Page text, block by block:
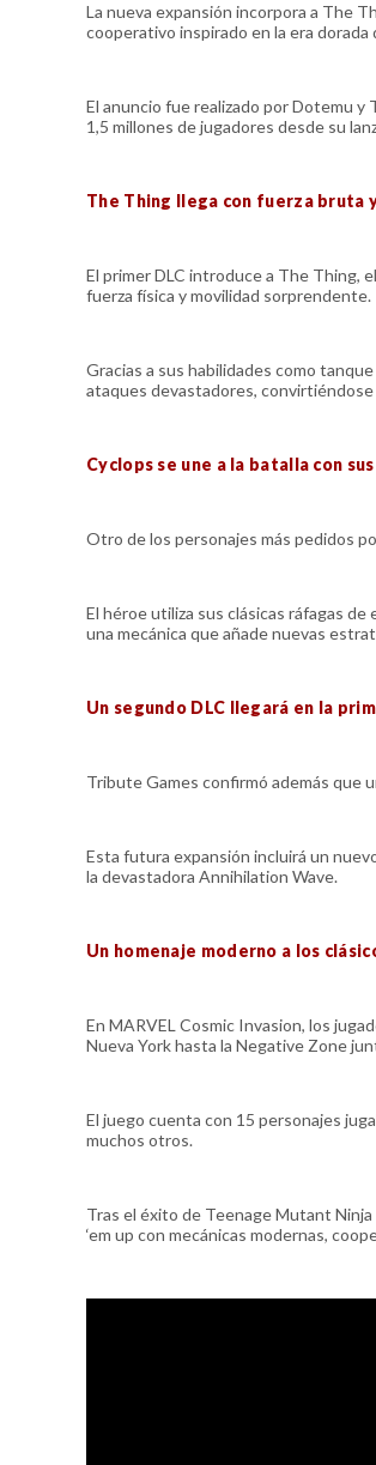
La nueva expansión incorpora a The
cooperativo inspirado en la era dorada
El anuncio fue realizado por Dotemu
1,5 millones de jugadores desde su
The Thing llega con fuerza bruta
El primer DLC introduce a The Thing,
fuerza física y movilidad sorprendente.
Gracias a sus habilidades como
ataques devastadores,
Cyclops se une a la batalla con
Otro de los personajes más pedidos
El héroe utiliza sus clásicas ráfagas
una mecánica que añade nuevas
Un segundo DLC llegará en la
Tribute Games confirmó además que
Esta futura expansión incluirá un
la devastadora Annihilation Wave.
Un homenaje moderno a los
En MARVEL Cosmic Invasion, los
Nueva York hasta la Negative Zone
El juego cuenta con 15 personajes
muchos otros.
Tras el éxito de Teenage Mutant
‘em up con mecánicas modernas,